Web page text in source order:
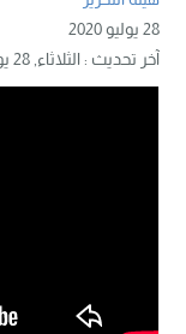
28 يوليو 2020
آخر تحديث :الثلاثاء, 28 يوليو, 2020 - 10:36 صباحًا